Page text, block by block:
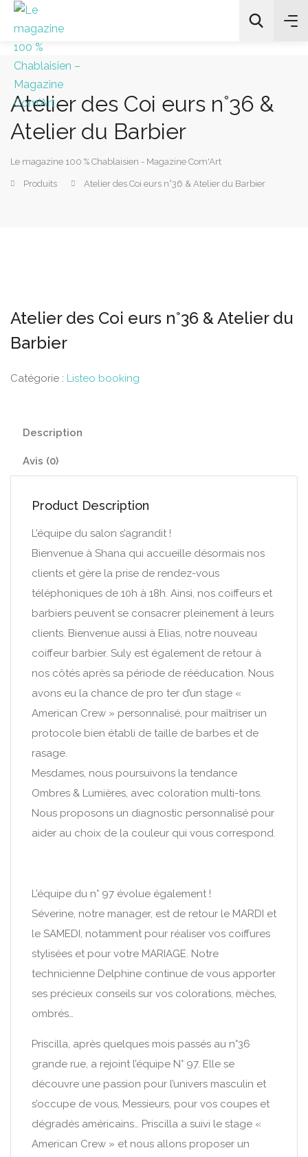
All Categories
Atelier des Coi eurs n°36 &
Atelier du Barbier
Le magazine 100 % Chablaisien - Magazine Com'Art
Produits Atelier des Coi eurs n°36 & Atelier du Barbier
Atelier des Coi eurs n°36 & Atelier du
Barbier
Catégorie : Listeo booking
Description
Avis (0)
Product Description
L’équipe du salon s’agrandit !
Bienvenue à Shana qui accueille désormais nos
clients et gère la prise de rendez-vous
téléphoniques de 10h à 18h. Ainsi, nos coiffeurs et
barbiers peuvent se consacrer pleinement à leurs
clients. Bienvenue aussi à Elias, notre nouveau
coiffeur barbier. Suly est également de retour à
nos côtés après sa période de rééducation. Nous
avons eu la chance de pro ter d’un stage «
American Crew » personnalisé, pour maîtriser un
protocole bien établi de taille de barbes et de
rasage.
Mesdames, nous poursuivons la tendance
Ombres & Lumières, avec coloration multi-tons.
Nous proposons un diagnostic personnalisé pour
aider au choix de la couleur qui vous correspond.
L’équipe du n° 97 évolue également !
Séverine, notre manager, est de retour le MARDI et
le SAMEDI, notamment pour réaliser vos coiffures
stylisées et pour votre MARIAGE. Notre
technicienne Delphine continue de vous apporter
ses précieux conseils sur vos colorations, mèches,
ombrés…
Priscilla, après quelques mois passés au n°36
grande rue, a rejoint l’équipe N° 97. Elle se
découvre une passion pour l’univers masculin et
s’occupe de vous, Messieurs, pour vos coupes et
dégradés américains… Priscilla a suivi le stage «
American Crew » et nous allons proposer un